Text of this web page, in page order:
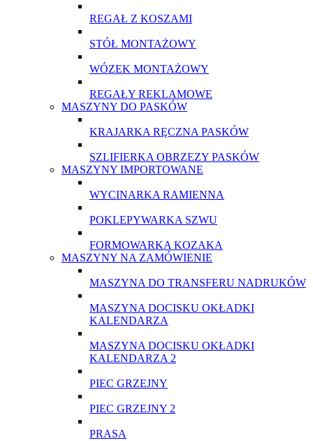
REGAŁ Z KOSZAMI
STÓŁ MONTAŻOWY
WÓZEK MONTAŻOWY
REGAŁY REKLAMOWE
MASZYNY DO PASKÓW
KRAJARKA RĘCZNA PASKÓW
SZLIFIERKA OBRZEZY PASKÓW
MASZYNY IMPORTOWANE
WYCINARKA RAMIENNA
POKLEPYWARKA SZWU
FORMOWARKA KOZAKA
MASZYNY NA ZAMÓWIENIE
MASZYNA DO TRANSFERU NADRUKÓW
MASZYNA DOCISKU OKŁADKI
KALENDARZA
MASZYNA DOCISKU OKŁADKI
KALENDARZA 2
PIEC GRZEJNY
PIEC GRZEJNY 2
PRASA